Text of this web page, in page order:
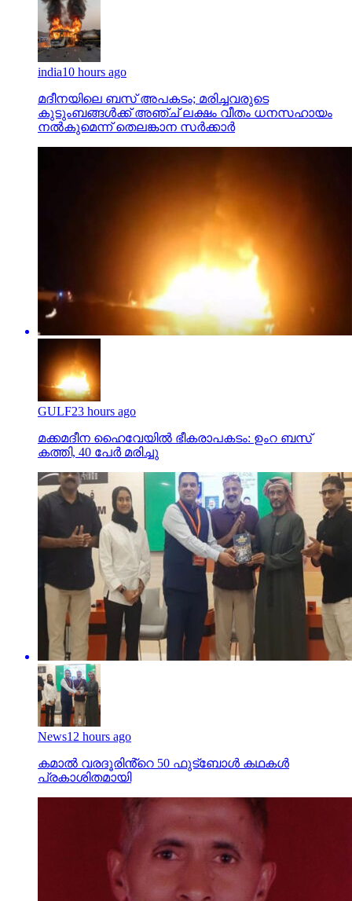
india10 hours ago
മദീനയിലെ ബസ് അപകടം; മരിച്ചവരുടെ
കുടുംബങ്ങള്‍ക്ക് അഞ്ച് ലക്ഷം വീതം ധനസഹായം
നല്‍കുമെന്ന് തെലങ്കാന സര്‍ക്കാര്‍
GULF23 hours ago
മക്കമദീന ഹൈവേയില്‍ ഭീകരാപകടം: ഉംറ ബസ്
കത്തി, 40 പേര്‍ മരിച്ചു
News12 hours ago
കമാൽ വരദൂരിൻ്റെ 50 ഫുട്ബോൾ കഥകൾ
പ്രകാശിതമായി